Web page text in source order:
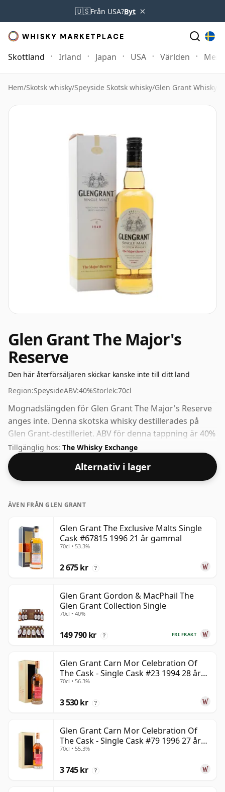
🇺🇸Från USA?Byt ×
Skottland Irland Japan USA Världen Mer
Hem/Skotsk whisky/Speyside Skotsk whisky/Glen Grant Whisky
Glen Grant The Major's
Reserve
Den här återförsäljaren skickar kanske inte till ditt land
Region:SpeysideABV:40%Storlek:70cl
Mognadslängden för Glen Grant The Major's Reserve
anges inte. Denna skotska whisky destillerades på
Glen Grant-destilleriet. ABV för denna tappning är 40%
och flaskstorleken är en standard på 70cl.
Tillgänglig hos: The Whisky Exchange
Alternativ i lager
ÄVEN FRÅN GLEN GRANT
Glen Grant The Exclusive Malts Single
Cask #67815 1996 21 år gammal
70cl • 53.3%
2 675 kr ?
Glen Grant Gordon & MacPhail The
Glen Grant Collection Single
70cl • 40%
FRI FRAKT
149 790 kr ?
Glen Grant Carn Mor Celebration Of
The Cask - Single Cask #23 1994 28 år
gammal
70cl • 56.3%
3 530 kr ?
Glen Grant Carn Mor Celebration Of
The Cask - Single Cask #79 1996 27 år
gammal
70cl • 55.3%
3 745 kr ?